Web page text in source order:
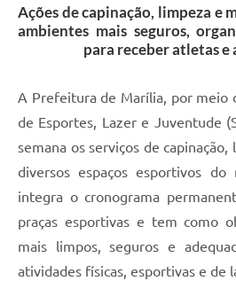
Ações de capinação, limpeza e
ambientes mais seguros,
para receber atletas e
A Prefeitura de Marília, por meio
de Esportes, Lazer e Juventude
semana os serviços de
diversos espaços esportivos
integra o cronograma
praças esportivas e tem como
mais limpos, seguros e
atividades físicas, esportivas e de